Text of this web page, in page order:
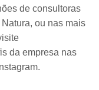
de consultoras
ou nas mais
da empresa nas